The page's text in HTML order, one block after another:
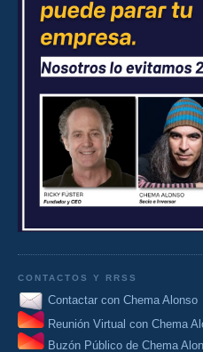
CONTACTOS Y RRSS
Contactar con Chema Alonso
Reunión Virtual con Chema
Buzón Público de Chema